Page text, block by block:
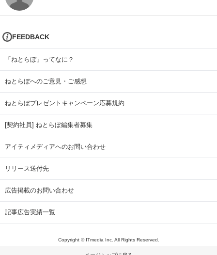
FEEDBACK
「ねとらぼ」ってなに？
ねとらぼへのご意見・ご感想
ねとらぼプレゼントキャンペーン応募規約
[契約社員] ねとらぼ編集者募集
アイティメディアへのお問い合わせ
リリース送付先
広告掲載のお問い合わせ
記事広告実績一覧
Copyright © ITmedia Inc. All Rights Reserved.